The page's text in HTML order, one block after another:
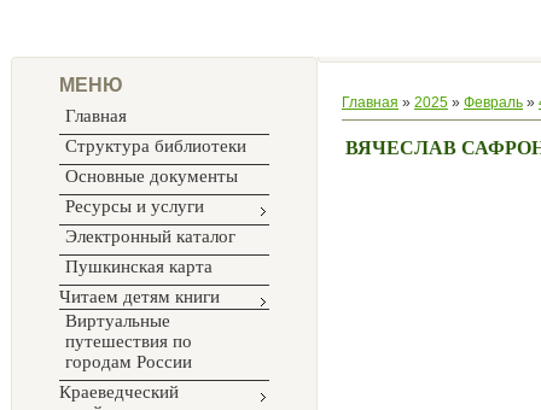
МЕНЮ
Главная
Структура библиотеки
Основные документы
Ресурсы и услуги
Электронный каталог
Пушкинская карта
Читаем детям книги
Виртуальные
путешествия по
городам России
Краеведческий
Главная » 2025 » Февраль »
ВЯЧЕСЛАВ